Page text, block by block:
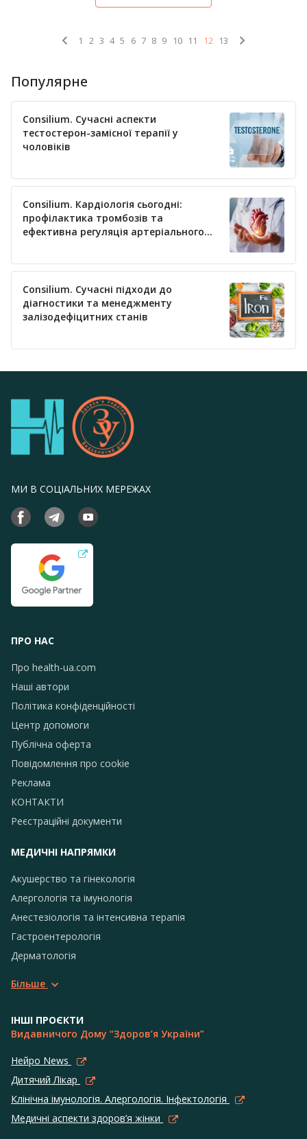
1 2 3 4 5 6 7 8 9 10 11 12 13
Популярне
Consilium. Сучасні аспекти
тестостерон-замісної терапії у
чоловіків
Consilium. Кардіологія сьогодні:
профілактика тромбозів та
ефективна регуляція артеріального
Consilium. Сучасні підходи до
діагностики та менеджменту
залізодефіцитних станів
МИ В СОЦІАЛЬНИХ МЕРЕЖАХ
ПРО НАС
Про health-ua.com
Наші автори
Політика конфіденційності
Центр допомоги
Публічна оферта
Повідомлення про сookie
Реклама
КОНТАКТИ
Реєстраційні документи
МЕДИЧНІ НАПРЯМКИ
Акушерство та гінекологія
Алергологія та імунологія
Анестезіологія та інтенсивна терапія
Гастроентерологія
Дерматологія
Більше
ІНШІ ПРОЄКТИ
Видавничого Дому “Здоров’я України”
Нейро News
Дитячий Лікар
Клінічна імунологія. Алергологія. Інфектологія
Медичні аспекти здоров’я жінки